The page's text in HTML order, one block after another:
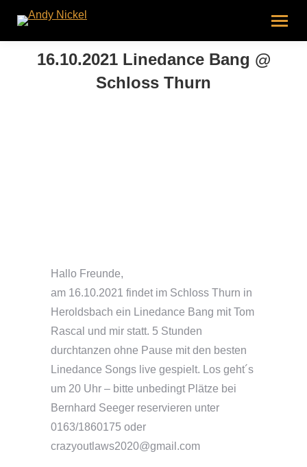
16.10.2021 Linedance Bang @
Schloss Thurn
Hallo Freunde,
am 16.10.2021 findet im Schloss Thurn in
Heroldsbach ein Linedance Bang mit Tom
Rascal und mir statt. 5 Stunden
durchtanzen ohne Pause mit den besten
Linedance Songs live gespielt. Los geht´s
um 20 Uhr – bitte unbedingt Plätze bei
Bernhard Seeger reservieren unter
0163/1860175 oder
crazyoutlaws2020@gmail.com